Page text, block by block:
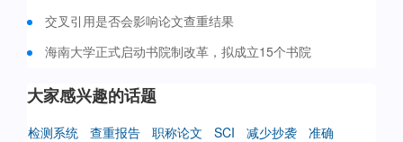
交叉引用是否会影响论文查重结果
海南大学正式启动书院制改革，拟成立15个书院
大家感兴趣的话题
检测系统 查重报告 职称论文 SCI 减少抄袭
准确